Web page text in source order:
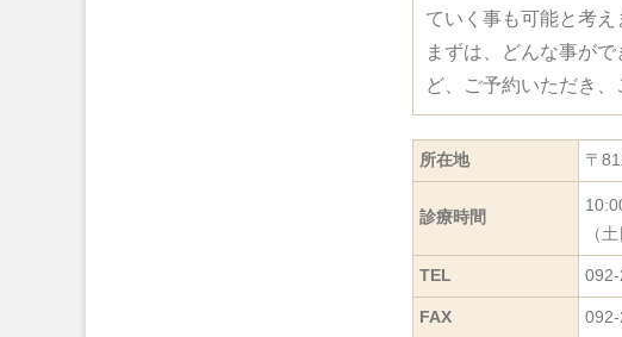
ていく事も可能と考え
まずは、どんな事が
ど、ご予約いただき、
所在地 〒
診療時間
（
TEL
FAX